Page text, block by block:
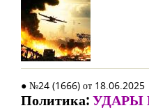
● №24 (1666) от 18.06.2025
Политика:УДАРЫ